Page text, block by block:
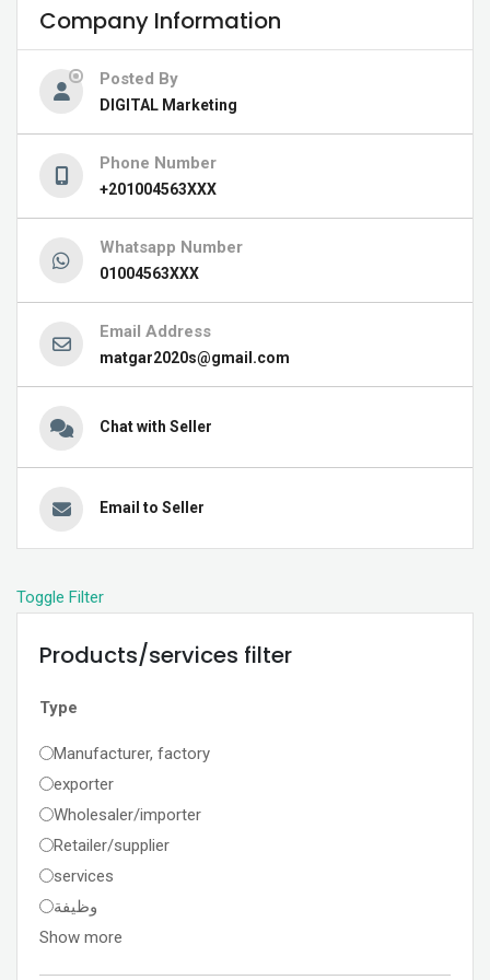
Company Information
Posted By
DIGITAL Marketing
Phone Number
+201004563XXX
Whatsapp Number
01004563XXX
Email Address
matgar2020s@gmail.com
Chat with Seller
Email to Seller
Toggle Filter
Products/services filter
Type
Manufacturer, factory
exporter
Wholesaler/importer
Retailer/supplier
services
وظيفة
Show more